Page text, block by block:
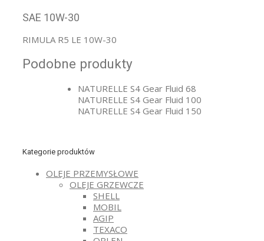
SAE 10W-30
RIMULA R5 LE 10W-30
Podobne produkty
NATURELLE S4 Gear Fluid 68
NATURELLE S4 Gear Fluid 100
NATURELLE S4 Gear Fluid 150
Kategorie produktów
OLEJE PRZEMYSŁOWE
OLEJE GRZEWCZE
SHELL
MOBIL
AGIP
TEXACO